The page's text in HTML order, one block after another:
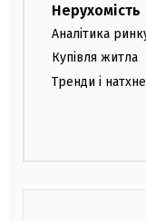
Нерухомість
Аналітика
Купівля житла
Тренди і